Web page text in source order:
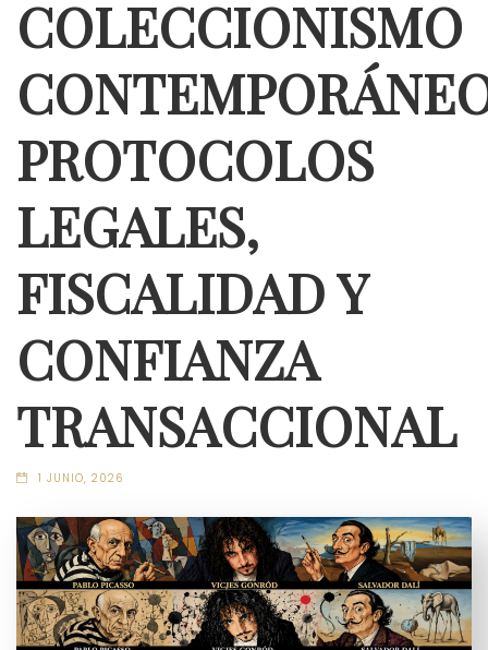
COLECCIONISMO
PROTOCOLOS
LEGALES,
FISCALIDAD Y
CONFIANZA
TRANSACCIONAL
1 JUNIO, 2026